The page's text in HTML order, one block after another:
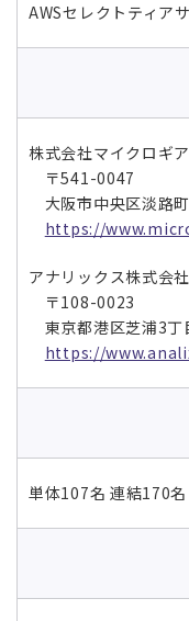
AWSセレクトティア
株式会社マイクロギア
〒541-0047
大阪市中央区淡路
https://
アナリックス株式会社
〒108-0023
東京都港区芝浦3
https://
単体107名 連結170名